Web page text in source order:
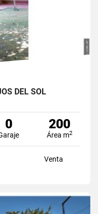
DEL SOL
0 200
Área m2
Venta